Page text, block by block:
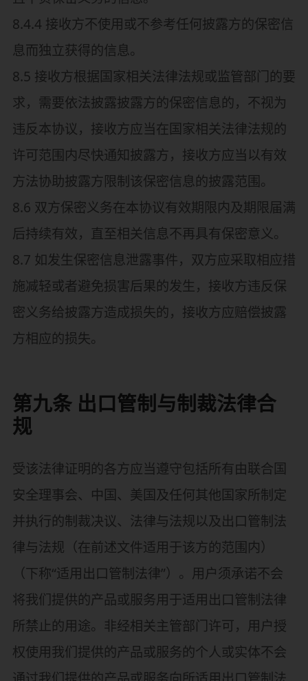
8.4.4 接收方不使用或不参考任何披露方的保密信
息而独立获得的信息。
8.5 接收方根据国家相关法律法规或监管部门的要
求，需要依法披露披露方的保密信息的，不视为
违反本协议，接收方应当在国家相关法律法规的
许可范围内尽快通知披露方，接收方应当以有效
方法协助披露方限制该保密信息的披露范围。
8.6 双方保密义务在本协议有效期限内及期限届满
后持续有效，直至相关信息不再具有保密意义。
8.7 如发生保密信息泄露事件，双方应采取相应措
施减轻或者避免损害后果的发生，接收方违反保
密义务给披露方造成损失的，接收方应赔偿披露
方相应的损失。
第九条 出口管制与制裁法律合
规
受该法律证明的各方应当遵守包括所有由联合国
安全理事会、中国、美国及任何其他国家所制定
并执行的制裁决议、法律与法规以及出口管制法
律与法规（在前述文件适用于该方的范围内）
（下称“适用出口管制法律”）。用户须承诺不会
将我们提供的产品或服务用于适用出口管制法律
所禁止的用途。非经相关主管部门许可，用户授
权使用我们提供的产品或服务的个人或实体不会